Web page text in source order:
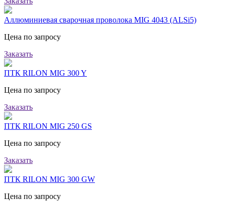
Аллюминиевая сварочная проволока MIG 4043 (ALSi5)
Цена по запросу
Заказать
ПТК RILON MIG 300 Y
Цена по запросу
Заказать
ПТК RILON MIG 250 GS
Цена по запросу
Заказать
ПТК RILON MIG 300 GW
Цена по запросу